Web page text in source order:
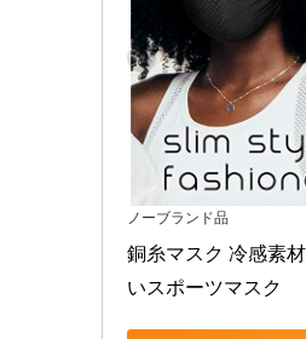
ノーブランド品
銅糸マスク 冷感素
いスポーツマスク